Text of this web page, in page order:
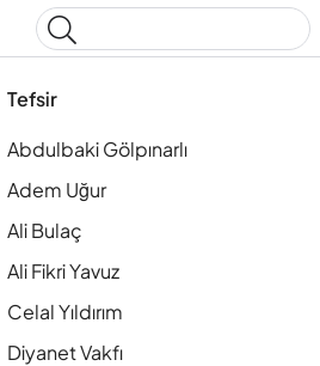
Tefsir
Abdulbaki Gölpınarlı
Adem Uğur
Ali Bulaç
Ali Fikri Yavuz
Celal Yıldırım
Diyanet Vakfı